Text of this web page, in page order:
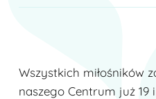
Wszystkich miłośników
naszego Centrum już 19